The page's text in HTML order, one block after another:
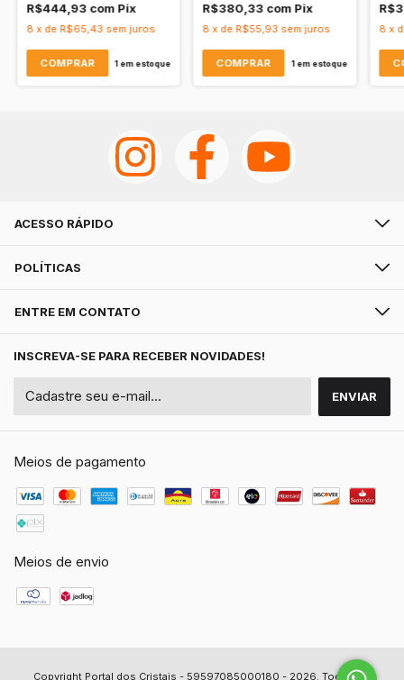
R$444,93 com Pix
8 x de R$65,43 sem juros
1em estoque
R$380,33 com Pix
8 x de R$55,93 sem juros
1em estoque
8 x
ACESSO RÁPIDO
POLÍTICAS
ENTRE EM CONTATO
INSCREVA-SE PARA RECEBER NOVIDADES!
Meios de pagamento
Meios de envio
Copyright Portal dos Cristais - 59597085000180 - 2026. Todos os